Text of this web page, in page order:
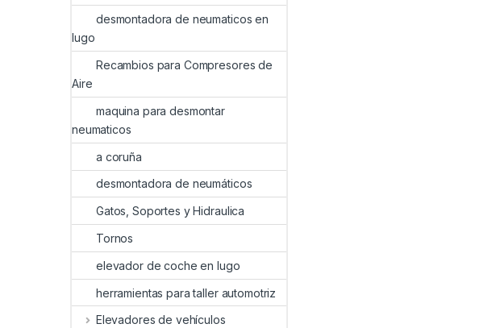
desmontadora de neumaticos en
lugo
Recambios para Compresores de
Aire
maquina para desmontar
neumaticos
a coruña
desmontadora de neumáticos
Gatos, Soportes y Hidraulica
Tornos
elevador de coche en lugo
herramientas para taller automotriz
Elevadores de vehículos